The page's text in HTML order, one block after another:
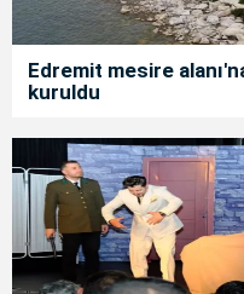
Edremit mesire
kuruldu